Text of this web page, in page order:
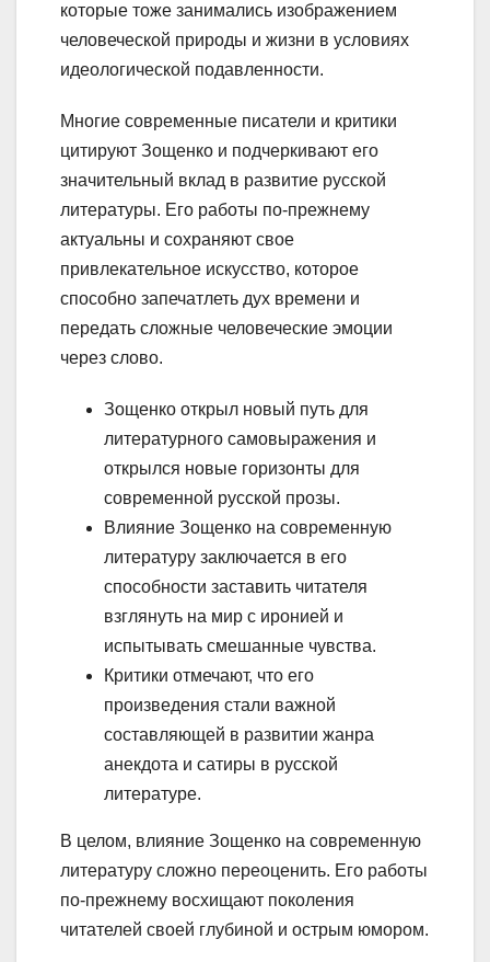
которые тоже занимались изображением
человеческой природы и жизни в условиях
идеологической подавленности.
Многие современные писатели и критики
цитируют Зощенко и подчеркивают его
значительный вклад в развитие русской
литературы. Его работы по-прежнему
актуальны и сохраняют свое
привлекательное искусство, которое
способно запечатлеть дух времени и
передать сложные человеческие эмоции
через слово.
Зощенко открыл новый путь для
литературного самовыражения и
открылся новые горизонты для
современной русской прозы.
Влияние Зощенко на современную
литературу заключается в его
способности заставить читателя
взглянуть на мир с иронией и
испытывать смешанные чувства.
Критики отмечают, что его
произведения стали важной
составляющей в развитии жанра
анекдота и сатиры в русской
литературе.
В целом, влияние Зощенко на современную
литературу сложно переоценить. Его работы
по-прежнему восхищают поколения
читателей своей глубиной и острым юмором.